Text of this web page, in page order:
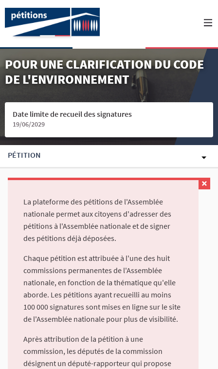
POUR UNE CLARIFICATION DU CODE
DE L'ENVIRONNEMENT
Date limite de recueil des signatures
19/06/2029
PÉTITION
La plateforme des pétitions de l'Assemblée
nationale permet aux citoyens d'adresser des
pétitions à l'Assemblée nationale et de signer
des pétitions déjà déposées.
Chaque pétition est attribuée à l'une des huit
commissions permanentes de l'Assemblée
nationale, en fonction de la thématique qu'elle
aborde. Les pétitions ayant recueilli au moins
100 000 signatures sont mises en ligne sur le site
de l'Assemblée nationale pour plus de visibilité.
Après attribution de la pétition à une
commission, les députés de la commission
désignent un député-rapporteur qui propose